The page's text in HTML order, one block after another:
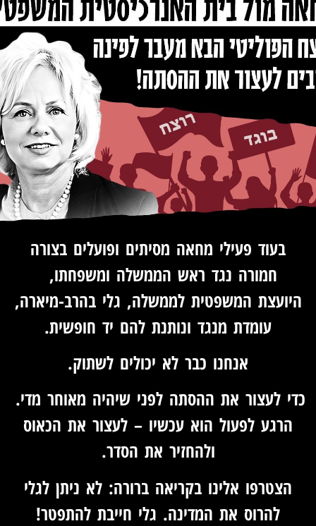
בעוד פעילי מחאה מסיתים ופועלים בצורה
חמורה נגד ראש הממשלה ומשפחתו,
היועצת המשפטית לממשלה, גלי בהרב-מיארה,
עומדת מנגד ונותנת להם יד חופשית.
אנחנו כבר לא יכולים לשתוק.
כדי לעצור את ההסתה לפני שיהיה מאוחר מדי.
הרגע לפעול הוא עכשיו – לעצור את הכאוס
ולהחזיר את הסדר.
הצטרפו אלינו בקריאה ברורה: לא ניתן לגלי
להרוס את המדינה. גלי חייבת להתפטר!